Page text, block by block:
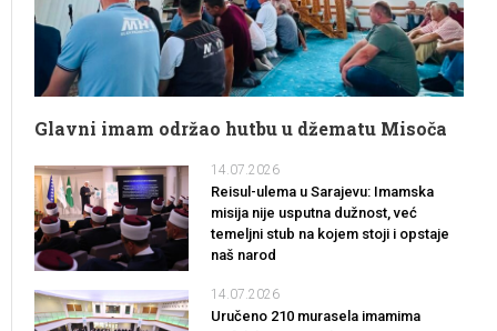
Glavni imam održao hutbu u džematu Misoča
14.07.2026
Reisul-ulema u Sarajevu: Imamska
misija nije usputna dužnost, već
temeljni stub na kojem stoji i opstaje
naš narod
14.07.2026
Uručeno 210 murasela imamima